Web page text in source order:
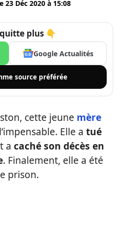
23 Déc 2020 à 15:08
plus 👇
Google Actualités
source préférée
cette jeune mère
Elle a tué
a caché son décès en
. Finalement, elle a été
prison.